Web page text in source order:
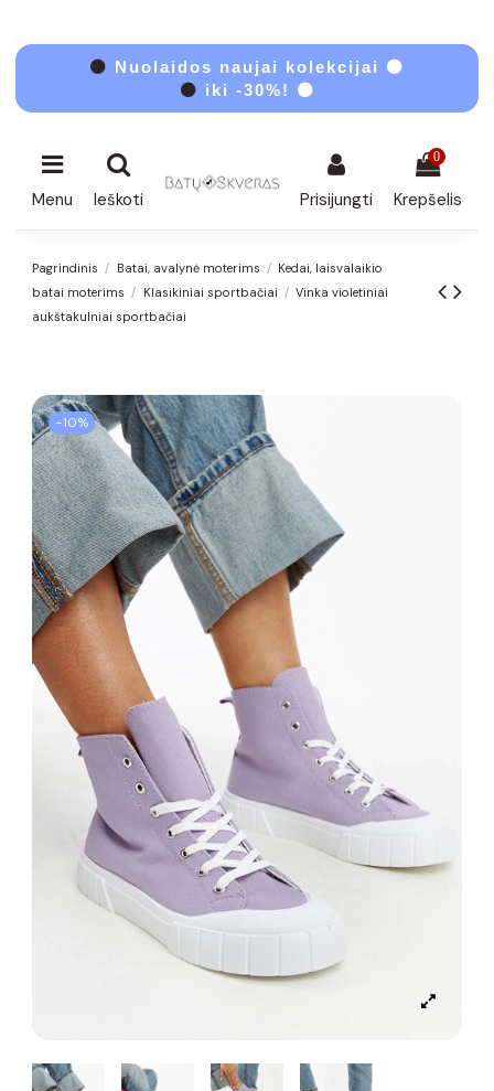
⚫ Nuolaidos naujai kolekcijai ⚫
⚫ iki -30%! ⚫
Menu Ieškoti Prisijungti
0
Krepšelis
Pagrindinis Batai, avalynė moterims
Kedai, laisvalaikio
batai moterims
Klasikiniai sportbačiai
Vinka violetiniai
aukštakulniai sportbačiai
−10%